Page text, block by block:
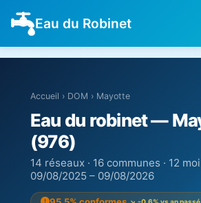
Eau du Robinet
Accueil › DOM › Mayotte
Eau du robinet —
(976)
14 réseaux · 16 communes · 12
09/08/2025 – 09/08/2026